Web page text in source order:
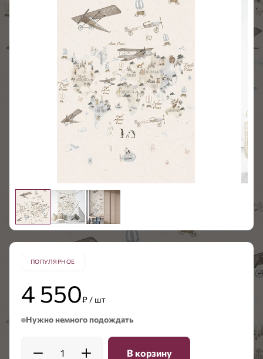
ПОПУЛЯРНОЕ
4 550₽ / шт
Нужно немного подождать
1 В корзину